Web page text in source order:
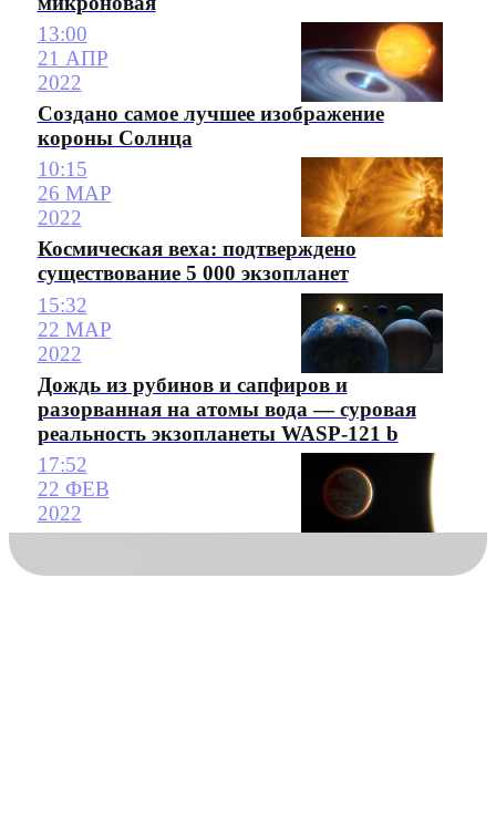
13:00
21 АПР
2022
Создано самое лучшее изображение
короны Солнца
10:15
26 МАР
2022
Космическая веха: подтверждено
существование 5 000 экзопланет
15:32
22 МАР
2022
Дождь из рубинов и сапфиров и
разорванная на атомы вода — суровая
реальность экзопланеты WASP-121 b
17:52
22 ФЕВ
2022